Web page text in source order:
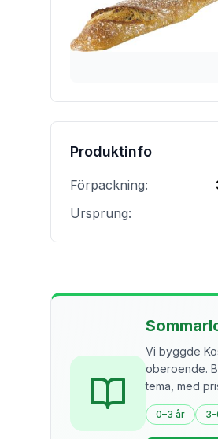
Produktinfo
Förpackning:
Ursprung:
Vi byggde
oberoende.
tema, med
0–3 år